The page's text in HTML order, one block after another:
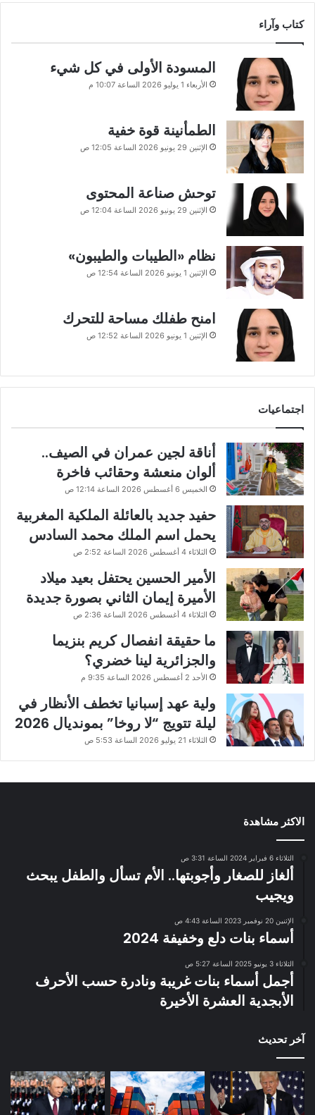
كتاب وآراء
المسودة الأولى في كل شيء
الأربعاء 1 يوليو 2026 الساعة 10:07 م
الطمأنينة قوة خفية
الإثنين 29 يونيو 2026 الساعة 12:05 ص
توحش صناعة المحتوى
الإثنين 29 يونيو 2026 الساعة 12:04 ص
نظام «الطيبات والطيبون»
الإثنين 1 يونيو 2026 الساعة 12:54 ص
امنح طفلك مساحة للتحرك
الإثنين 1 يونيو 2026 الساعة 12:52 ص
اجتماعيات
أناقة لجين عمران في الصيف..
ألوان منعشة وحقائب فاخرة
الخميس 6 أغسطس 2026 الساعة 12:14 ص
حفيد جديد بالعائلة الملكية المغربية
يحمل اسم الملك محمد السادس
الثلاثاء 4 أغسطس 2026 الساعة 2:52 ص
الأمير الحسين يحتفل بعيد ميلاد
الأميرة إيمان الثاني بصورة جديدة
الثلاثاء 4 أغسطس 2026 الساعة 2:36 ص
ما حقيقة انفصال كريم بنزيما
والجزائرية لينا خضري؟
الأحد 2 أغسطس 2026 الساعة 9:35 م
ولية عهد إسبانيا تخطف الأنظار في
ليلة تتويج “لا روخا” بمونديال 2026
الثلاثاء 21 يوليو 2026 الساعة 5:53 ص
الاكثر مشاهدة
الثلاثاء 6 فبراير 2024 الساعة 3:31 ص
ألغاز للصغار وأجوبتها.. الأم تسأل والطفل يبحث
ويجيب
الإثنين 20 نوفمبر 2023 الساعة 4:43 ص
أسماء بنات دلع وخفيفة 2024
الثلاثاء 3 يونيو 2025 الساعة 5:27 ص
أجمل أسماء بنات غريبة ونادرة حسب الأحرف
الأبجدية العشرة الأخيرة
آخر تحديث